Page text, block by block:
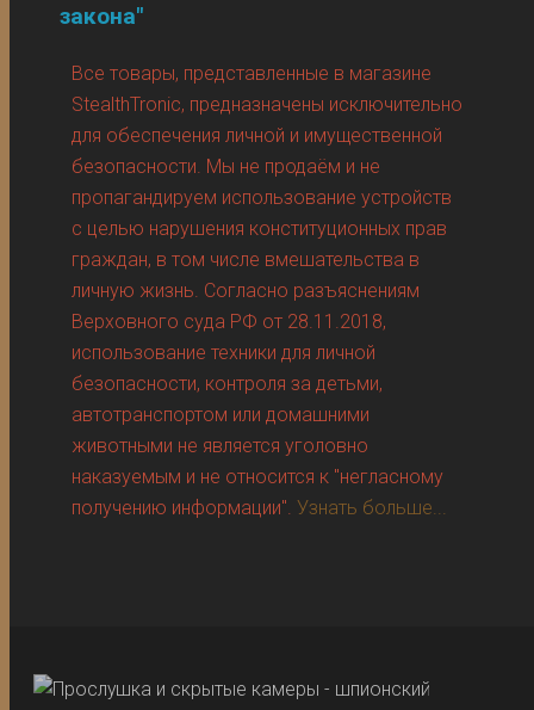
закона"
Все товары, представленные в магазине
StealthTronic, предназначены исключительно
для обеспечения личной и имущественной
безопасности. Мы не продаём и не
пропагандируем использование устройств
с целью нарушения конституционных прав
граждан, в том числе вмешательства в
личную жизнь. Согласно разъяснениям
Верховного суда РФ от 28.11.2018,
использование техники для личной
безопасности, контроля за детьми,
автотранспортом или домашними
животными не является уголовно
наказуемым и не относится к "негласному
получению информации". Узнать больше...